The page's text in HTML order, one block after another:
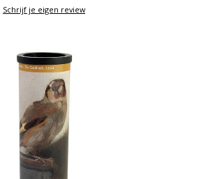
Schrijf je eigen review